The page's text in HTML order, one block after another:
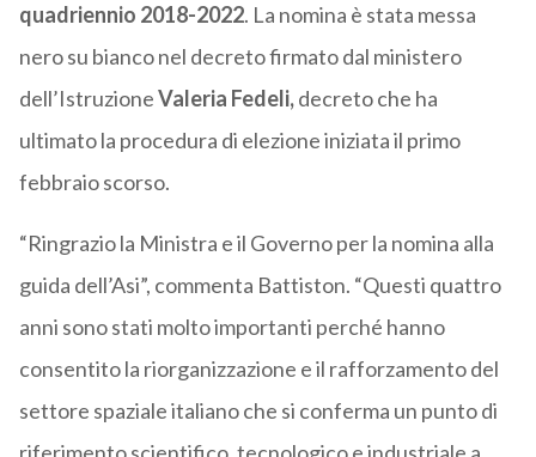
quadriennio 2018-2022. La nomina è stata messa
nero su bianco nel decreto firmato dal ministero
dell’IstruzioneValeria Fedeli,decreto che ha
ultimato la procedura di elezione iniziata il primo
febbraio scorso.
“Ringrazio la Ministra e il Governo per la nomina alla
guida dell’Asi”, commenta Battiston. “Questi quattro
anni sono stati molto importanti perché hanno
consentito la riorganizzazione e il rafforzamento del
settore spaziale italiano che si conferma un punto di